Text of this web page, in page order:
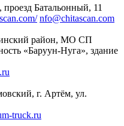
проезд Батальонный, 11
nfo@chitascan.com
район, МО СП
«Баруун-Нуга», здание
г. Артём, ул.
truck.ru